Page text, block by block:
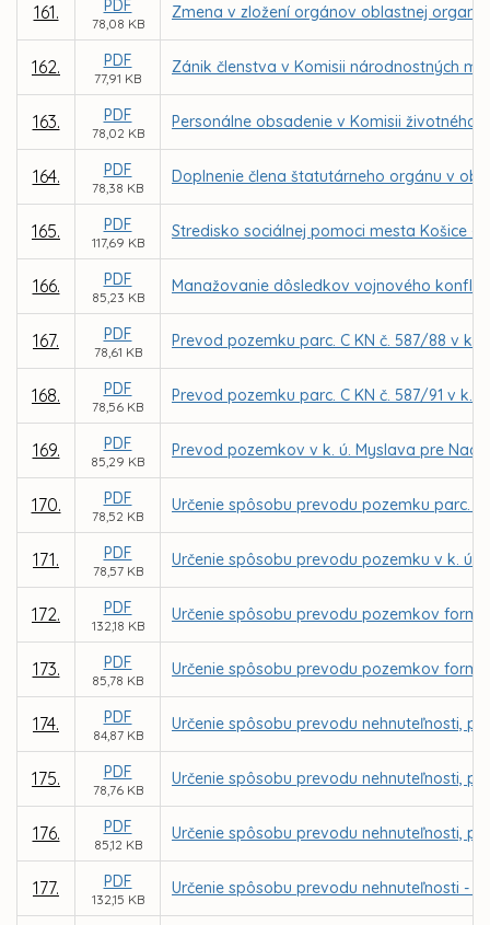
161. PDF
78,08 KB
Zmena v zložení orgánov oblastnej
162. PDF
77,91 KB
Zánik členstva v Komisii národnostných
163. PDF
78,02 KB
Personálne obsadenie v Komisii
164. PDF
78,38 KB
Doplnenie člena štatutárneho orgánu v
165. PDF
117,69 KB
Stredisko sociálnej pomoci mesta Košice
166. PDF
85,23 KB
Manažovanie dôsledkov vojnového
167. PDF
78,61 KB
Prevod pozemku parc. C KN č. 587/88 v
168. PDF
78,56 KB
Prevod pozemku parc. C KN č. 587/91 v k.
169. PDF
85,29 KB
Prevod pozemkov v k. ú. Myslava pre
170. PDF
78,52 KB
Určenie spôsobu prevodu pozemku parc.
171. PDF
78,57 KB
Určenie spôsobu prevodu pozemku v k. ú.
172. PDF
132,18 KB
Určenie spôsobu prevodu pozemkov
173. PDF
85,78 KB
Určenie spôsobu prevodu pozemkov
174. PDF
84,87 KB
Určenie spôsobu prevodu nehnuteľnosti,
175. PDF
78,76 KB
Určenie spôsobu prevodu nehnuteľnosti,
176. PDF
85,12 KB
Určenie spôsobu prevodu nehnuteľnosti,
177. PDF
132,15 KB
Určenie spôsobu prevodu nehnuteľnosti -